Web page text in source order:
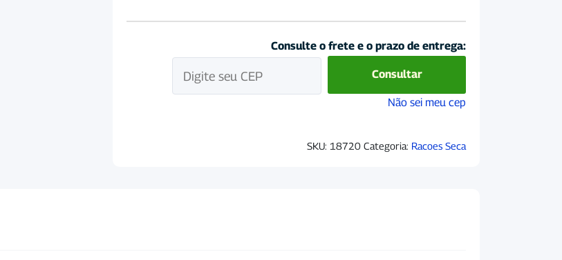
Consulte o frete e o prazo de entrega:
Consultar
Não sei meu cep
SKU: 18720 Categoria: Racoes Seca